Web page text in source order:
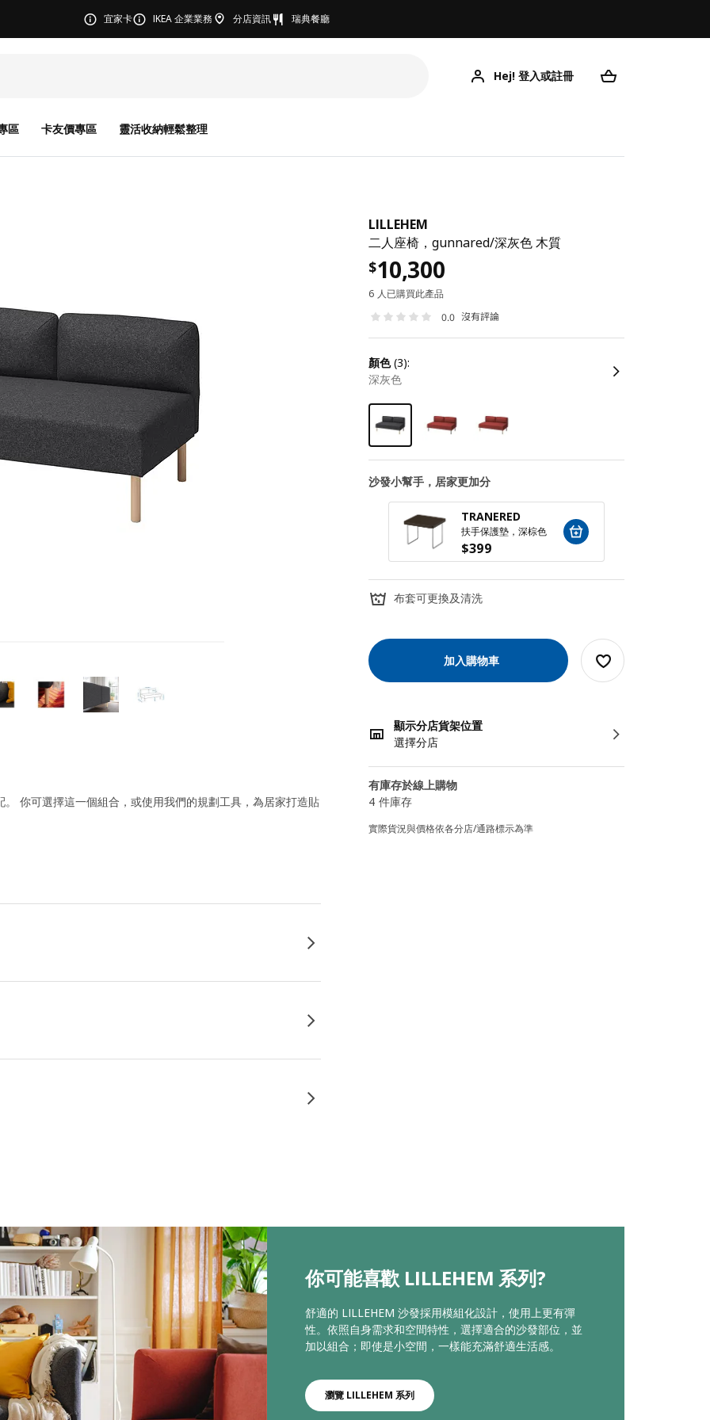
宜家卡 IKEA 企業業務 分店資訊 瑞典餐廳
Hej! 登入或註冊
區 卡友價專區 靈活收納輕鬆整理
LILLEHEM
二人座椅，gunnared/深灰色 木質
$10,300
6 人已購買此產品
0.0 沒有評論
顏色(3):
深灰色
沙發小幫手，居家更加分
TRANERED
扶手保護墊，深棕色
$399
布套可更換及清洗
加入購物車
顯示分店貨架位置
選擇分店
有庫存於線上購物
4 件庫存
實際貨況與價格依各分店/通路標示為準
你可選擇這一個組合，或使用我們的規劃工具，為居家打造貼
你可能喜歡 LILLEHEM 系列?
舒適的 LILLEHEM 沙發採用模組化設計，使用上更有彈
性。依照自身需求和空間特性，選擇適合的沙發部位，並
加以組合；即使是小空間，一樣能充滿舒適生活感。
瀏覽 LILLEHEM 系列